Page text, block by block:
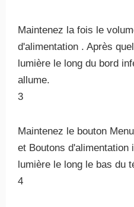
Maintenez la fois le
d'alimentation . Après
lumière le long du bord
allume.
3
Maintenez le bouton
et Boutons d'alimentation
lumière le long le bas du
4